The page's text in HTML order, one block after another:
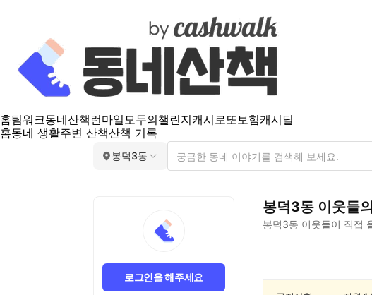
홈팀워크동네산책 런마일모두의챌린지캐시로또보험캐시딜
홈동네 생활주변 산책산책 기록
봉덕3동
로그인을 해주세요
봉덕3동 이웃들의
봉덕3동 이웃들이 직접
3